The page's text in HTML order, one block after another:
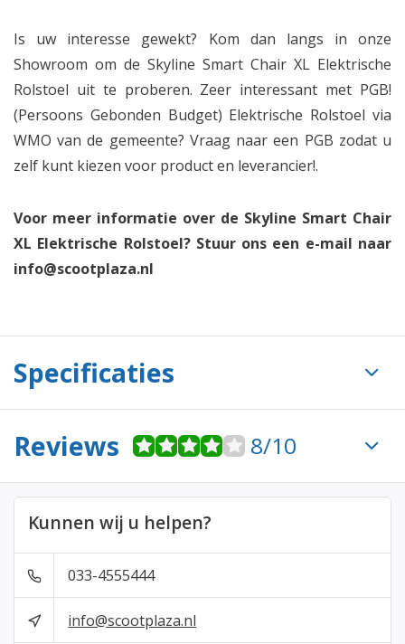
Is uw interesse gewekt? Kom dan langs in onze
Showroom om de Skyline Smart Chair XL Elektrische
Rolstoel uit te proberen. Zeer interessant met PGB!
(Persoons Gebonden Budget) Elektrische Rolstoel via
WMO van de gemeente? Vraag naar een PGB zodat u
zelf kunt kiezen voor product en leverancier!.
Voor meer informatie over de Skyline Smart Chair
XL Elektrische Rolstoel? Stuur ons een e-mail naar
info@scootplaza.nl
Specificaties
Reviews 8/10
Kunnen wij u helpen?
033-4555444
info@scootplaza.nl